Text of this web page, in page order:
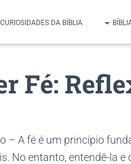
Fé:
– A fé é um princípio
No entanto, entendê-la